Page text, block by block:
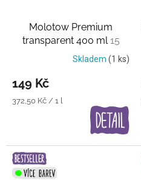
Molotow Premium
transparent 400 ml 15
průhledných barev
Skladem (1 ks)
149 Kč
Měrná
372,50 Kč / 1 l